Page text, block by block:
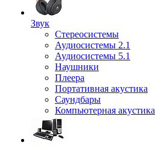
Звук
Стереосистемы
Аудиосистемы 2.1
Аудиосистемы 5.1
Наушники
Плеера
Портативная акустика
Саундбары
Компьютерная акустика